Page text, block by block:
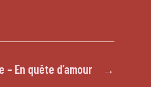
→
– En quête d’amour